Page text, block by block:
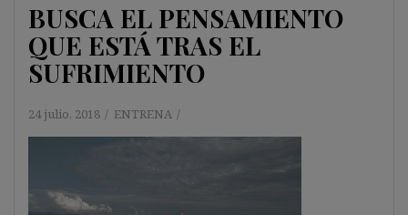
BUSCA EL PENSAMIENTO
QUE ESTÁ TRAS EL
SUFRIMIENTO
24 julio, 2018 ENTRENA